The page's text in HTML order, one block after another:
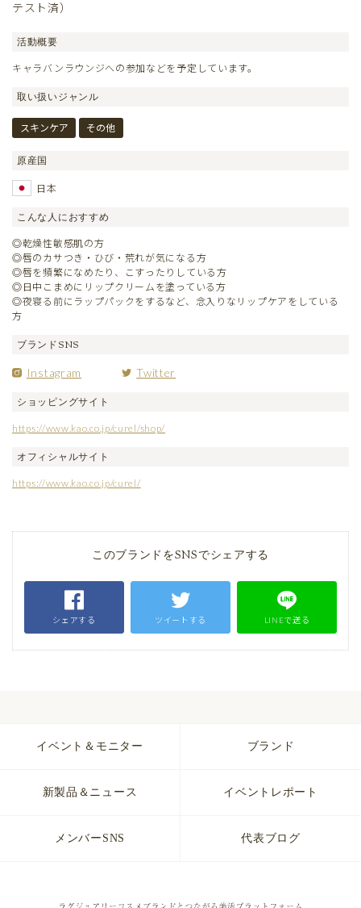
テスト済）
活動概要
キャラバンラウンジへの参加などを予定しています。
取い扱いジャンル
スキンケア その他
原産国
日本
こんな人におすすめ
◎乾燥性敏感肌の方
◎唇のカサつき・ひび・荒れが気になる方
◎唇を頻繁になめたり、こすったりしている方
◎日中こまめにリップクリームを塗っている方
◎夜寝る前にラップパックをするなど、念入りなリップケアをしている
方
ブランドSNS
Instagram Twitter
ショッピングサイト
https://www.kao.co.jp/curel/shop/
オフィシャルサイト
https://www.kao.co.jp/curel/
このブランドをSNSでシェアする
シェアする ツイートする LINEで送る
イベント＆モニター ブランド
新製品＆ニュース イベントレポート
メンバーSNS 代表ブログ